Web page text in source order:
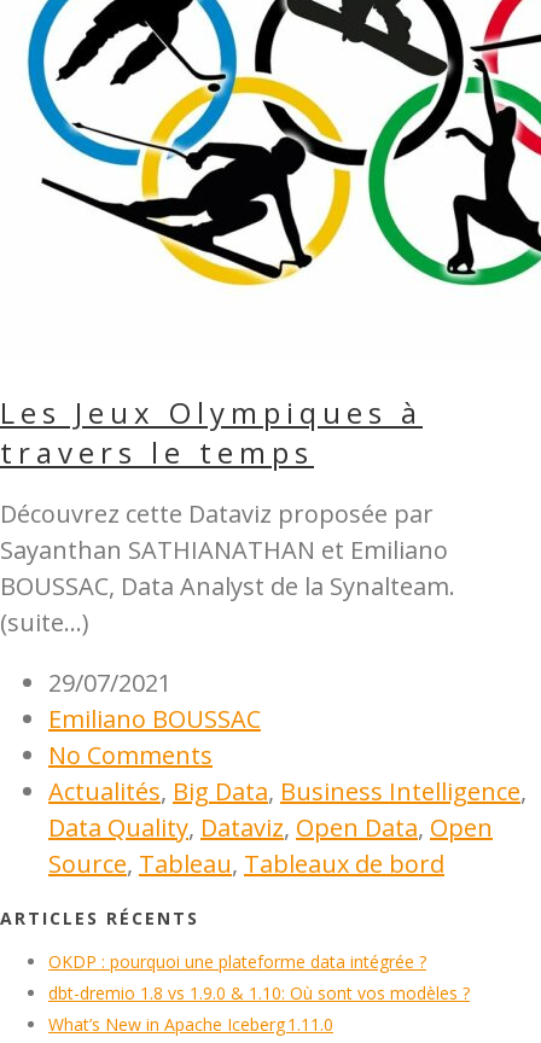
Les Jeux Olympiques à
travers le temps
Découvrez cette Dataviz proposée par
Sayanthan SATHIANATHAN et Emiliano
BOUSSAC, Data Analyst de la Synalteam.
(suite…)
29/07/2021
Emiliano BOUSSAC
No Comments
Actualités, Big Data, Business Intelligence,
Data Quality, Dataviz, Open Data, Open
Source, Tableau, Tableaux de bord
ARTICLES RÉCENTS
OKDP : pourquoi une plateforme data intégrée ?
dbt-dremio 1.8 vs 1.9.0 & 1.10: Où sont vos modèles ?
What’s New in Apache Iceberg 1.11.0